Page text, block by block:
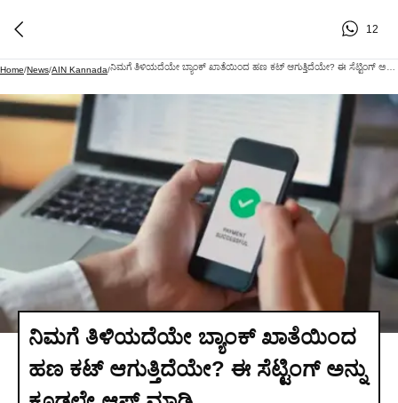
12
Home/News/AIN Kannada/
ನಿಮಗೆ ತಿಳಿಯದೆಯೇ ಬ್ಯಾಂಕ್ ಖಾತೆಯಿಂದ
ಹಣ ಕಟ್ ಆಗುತ್ತಿದೆಯೇ? ಈ ಸೆಟ್ಟಿಂಗ್ ಅನ್ನು